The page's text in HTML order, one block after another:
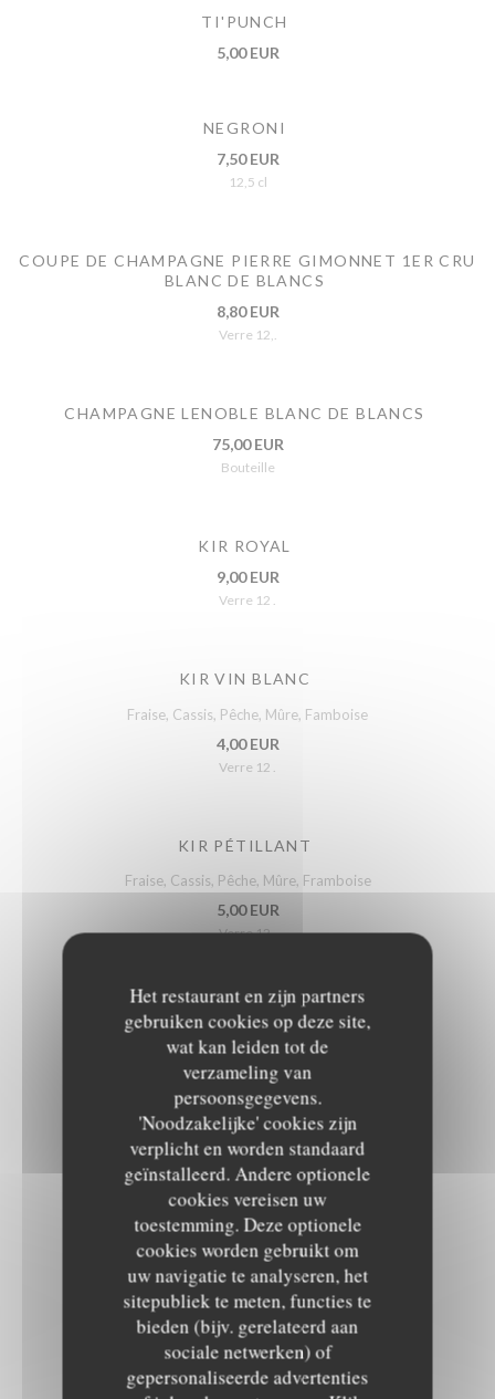
Het restaurant en zijn partners
gebruiken cookies op deze site,
wat kan leiden tot de
verzameling van
persoonsgegevens.
'Noodzakelijke' cookies zijn
verplicht en worden standaard
geïnstalleerd. Andere optionele
cookies vereisen uw
toestemming. Deze optionele
cookies worden gebruikt om
uw navigatie te analyseren, het
sitepubliek te meten, functies te
bieden (bijv. gerelateerd aan
sociale netwerken) of
gepersonaliseerde advertenties
TI'PUNCH
5,00 EUR
NEGRONI
7,50 EUR
12,5 cl
COUPE DE CHAMPAGNE PIERRE GIMONNET 1ER CRU
BLANC DE BLANCS
8,80 EUR
Verre 12,.
CHAMPAGNE LENOBLE BLANC DE BLANCS
75,00 EUR
Bouteille
KIR ROYAL
9,00 EUR
Verre 12 .
KIR VIN BLANC
Fraise, Cassis, Pêche, Mûre, Famboise
4,00 EUR
Verre 12 .
KIR PÉTILLANT
Fraise, Cassis, Pêche, Mûre, Framboise
5,00 EUR
Verre 12 .
TROUSPINETTE
Fruit Rouge
4,50 EUR
Verre 6 cl
PINEAU BLANC, PORTO ROUGE
4,50 EUR
Verre 6 cl
MARTINI BLANC, MARTINI ROUGE
4,50 EUR
Verre 6 cl